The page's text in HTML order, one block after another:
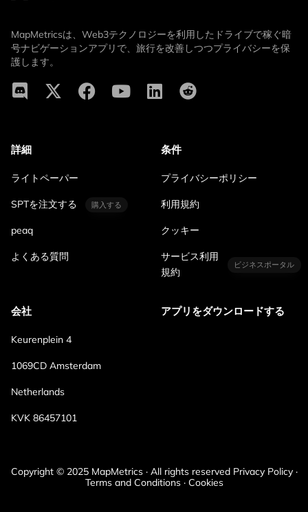
MapMetricsは、Web3テクノロジーを利用したドライブで稼ぐ暗
号ナビゲーションアプリで、旅行を改善しつつプライバシーを保
護します。
詳細
ライトペーパー
SPTを注文する 購入する
peaq
よくある質問
条件
プライバシーポリシー
利用規約
クッキー
サービス利用
規約
ビジネスポータル
会社
Keurenplein 4
1069CD Amsterdam
Netherlands
KVK 86457101
アプリをダウンロードする
Copyright © 2025 MapMetrics · All rights reserved Privacy Policy ·
Terms and Conditions · Cookies